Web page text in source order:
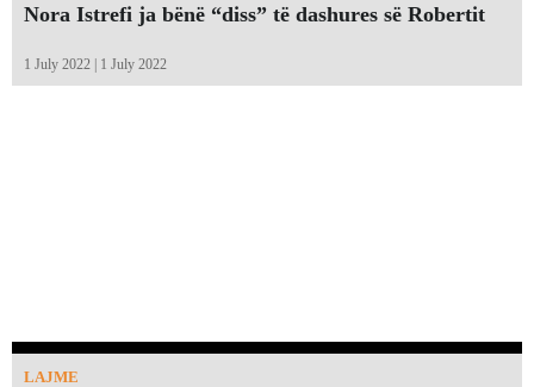
Nora Istrefi ja bënë “diss” të dashures së Robertit
1 July 2022 | 1 July 2022
LAJME